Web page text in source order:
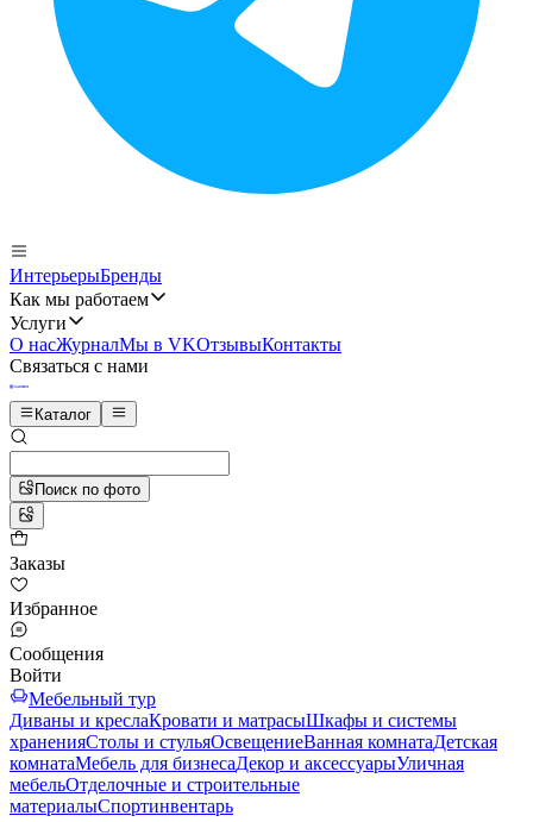
ИнтерьерыБренды
Как мы работаем
Услуги
О насЖурналМы в VKОтзывыКонтакты
Связаться с нами
Каталог
Поиск по фото
Заказы
Избранное
Сообщения
Войти
Мебельный тур
Диваны и креслаКровати и матрасыШкафы и системы
храненияСтолы и стульяОсвещениеВанная комнатаДетская
комнатаМебель для бизнесаДекор и аксессуарыУличная
мебельОтделочные и строительные
материалыСпортинвентарь